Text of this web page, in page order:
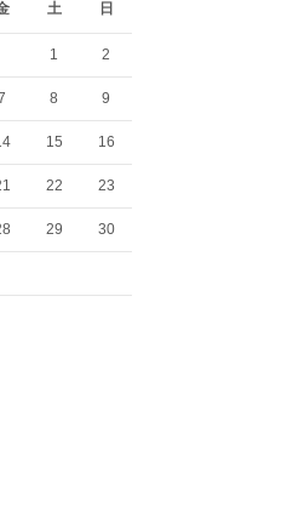
土 日
1 2
7 8 9
15 16
22 23
29 30